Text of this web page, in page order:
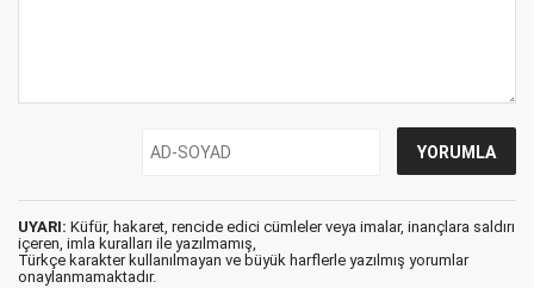
UYARI: Küfür, hakaret, rencide edici cümleler veya imalar, inançlara saldırı
içeren, imla kuralları ile yazılmamış,
Türkçe karakter kullanılmayan ve büyük harflerle yazılmış yorumlar
onaylanmamaktadır.